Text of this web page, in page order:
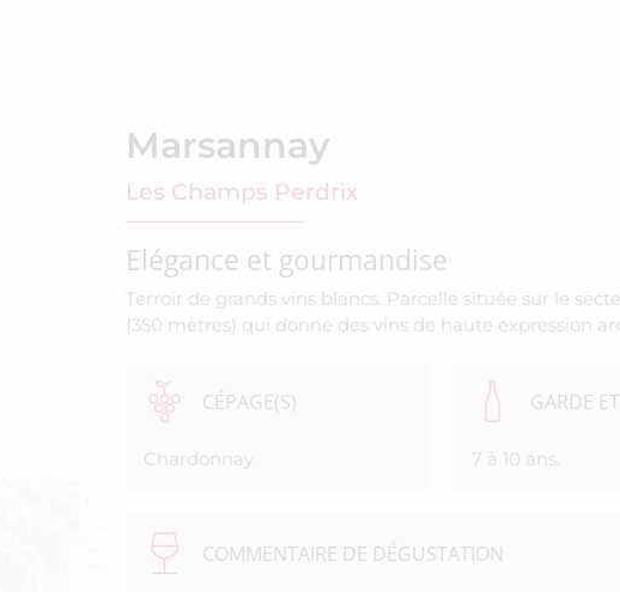
Marsannay
Les Champs Perdrix
Elégance et gourmandise
Terroir de grands vins blancs. Parcelle située sur le
(350 mètres) qui donne des vins de haute expression
CÉPAGE(S)
Chardonnay
GARDE
7 à 10 ans.
COMMENTAIRE DE DÉGUSTATION